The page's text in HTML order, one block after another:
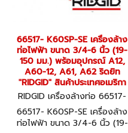
66517- K60SP-SE เครื่องล้าง
ท่อไฟฟ้า ขนาด 3/4-6 นิ้ว (19-
150 มม.) พร้อมอุปกรณ์ A12,
A60-12, A61, A62 ริดยิท
"RIDGID" สินค้าประเทศอเมริกา
RIDGID เครื่องล้างท่อ 66517-
K60SP-SE
66517- K60SP-SE เครื่องล้าง
ท่อไฟฟ้า ขนาด 3/4-6 นิ้ว (19-